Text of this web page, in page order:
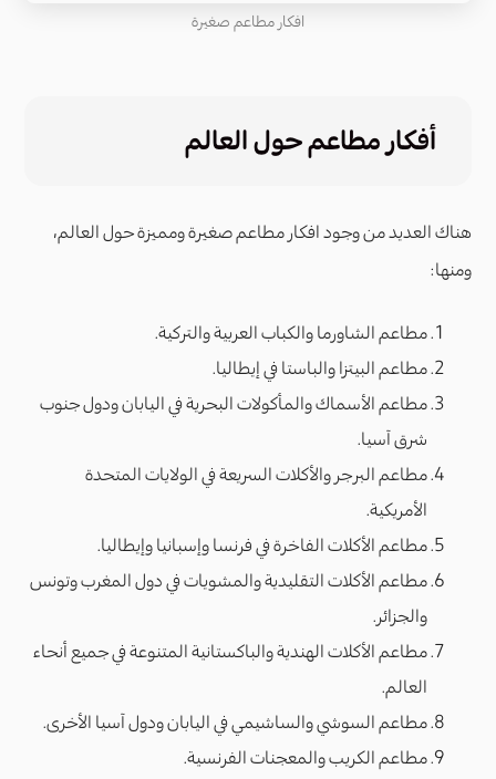
افكار مطاعم صغيرة
أفكار مطاعم حول العالم
هناك العديد من وجود افكار مطاعم صغيرة ومميزة حول العالم،
ومنها:
مطاعم الشاورما والكباب العربية والتركية.
مطاعم البيتزا والباستا في إيطاليا.
مطاعم الأسماك والمأكولات البحرية في اليابان ودول جنوب
شرق آسيا.
مطاعم البرجر والأكلات السريعة في الولايات المتحدة
الأمريكية.
مطاعم الأكلات الفاخرة في فرنسا وإسبانيا وإيطاليا.
مطاعم الأكلات التقليدية والمشويات في دول المغرب وتونس
والجزائر.
مطاعم الأكلات الهندية والباكستانية المتنوعة في جميع أنحاء
العالم.
مطاعم السوشي والساشيمي في اليابان ودول آسيا الأخرى.
مطاعم الكريب والمعجنات الفرنسية.